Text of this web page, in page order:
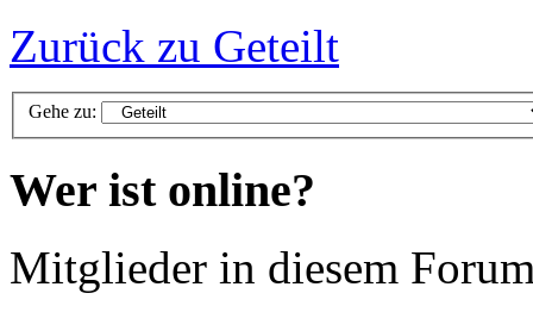
Zurück zu Geteilt
Gehe zu:
Wer ist online?
Mitglieder in diesem